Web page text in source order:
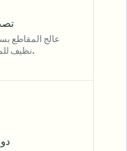
عالج المقاطع
نظيف للمناطق الحساسة والخلفية.
I can softly